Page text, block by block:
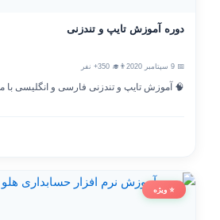
دوره آموزش تایپ و تندزنی
📅 9 سپتامبر 2020 👨‍🎓 350+ نفر
🧠 آموزش تایپ و تندزنی فارسی و انگلیسی
⭐ ویژه